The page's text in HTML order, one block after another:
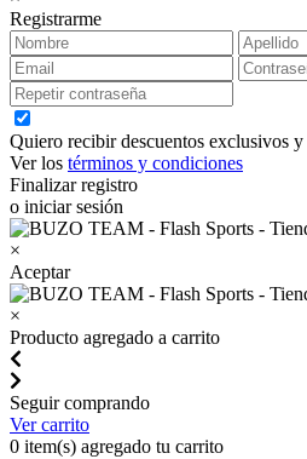
Registrarme
Quiero recibir descuentos exclusivos
Ver los términos y condiciones
Finalizar registro
o iniciar sesión
×
Aceptar
×
Producto agregado a carrito
Seguir comprando
Ver carrito
0 item(s) agregado tu carrito